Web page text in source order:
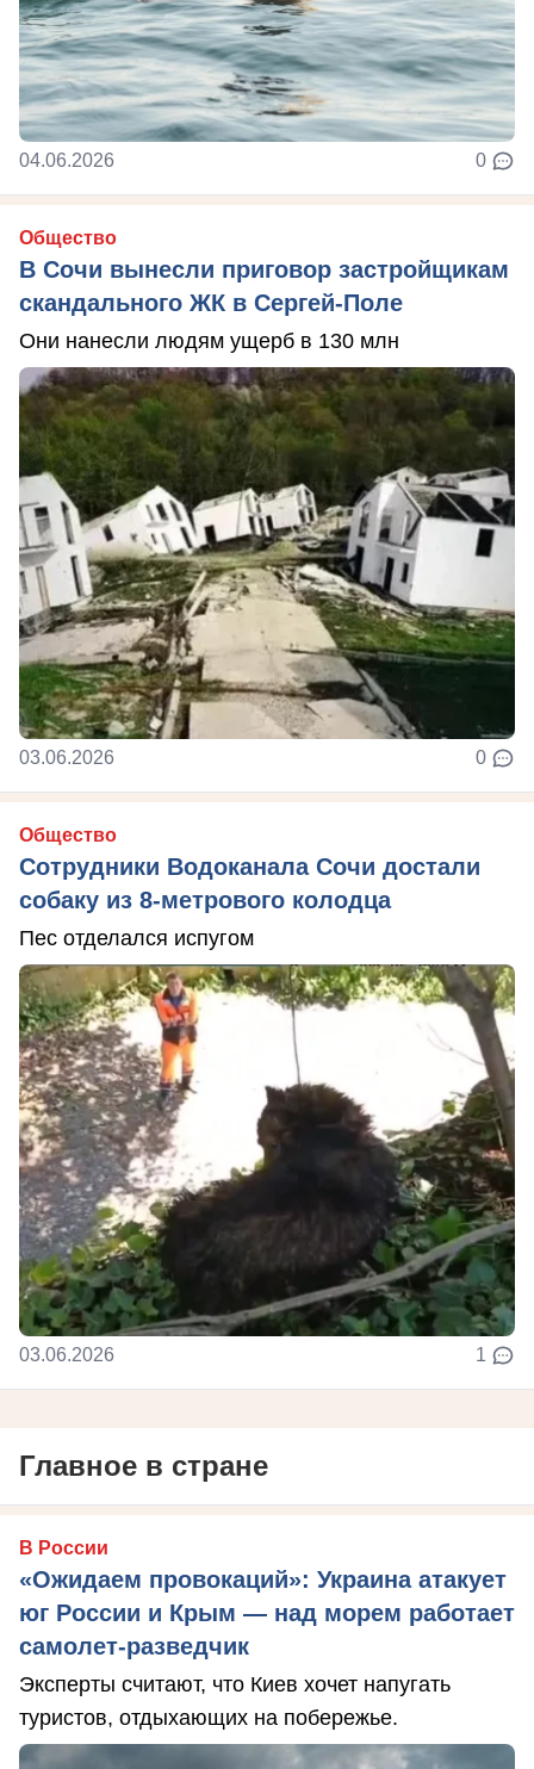
04.06.2026 0
Общество
В Сочи вынесли приговор застройщикам
скандального ЖК в Сергей-Поле
Они нанесли людям ущерб в 130 млн
03.06.2026 0
Общество
Сотрудники Водоканала Сочи достали
собаку из 8-метрового колодца
Пес отделался испугом
03.06.2026 1
Главное в стране
В России
«Ожидаем провокаций»: Украина атакует
юг России и Крым — над морем работает
самолет-разведчик
Эксперты считают, что Киев хочет напугать
туристов, отдыхающих на побережье.